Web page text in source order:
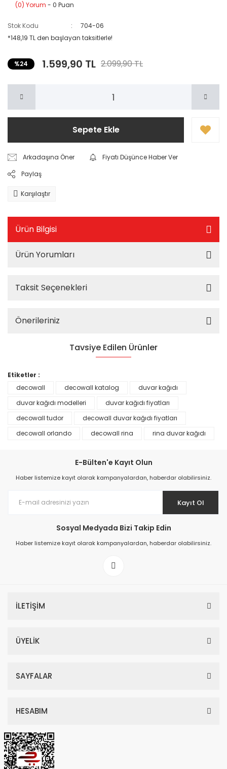
(0) Yorum - 0 Puan
Stok Kodu
704-06
*148,19 TL den başlayan taksitlerle!
%24 1.599,90 TL 2.099,90 TL
Sepete Ekle
Arkadaşına Öner
Fiyatı Düşünce Haber Ver
Paylaş
Karşılaştır
Ürün Bilgisi
Ürün Yorumları
Taksit Seçenekleri
Önerileriniz
Tavsiye Edilen Ürünler
Prime ArtDECO Duvar Kağıdı Tutkalı 500 gr
199,00 TL
Etiketler :
decowall
decowall katalog
duvar kağıdı
duvar kağıdı modelleri
duvar kağıdı fiyatları
decowall tudor
decowall duvar kağıdı fiyatları
decowall orlando
decowall rina rina duvar kağıdı
E-Bülten'e Kayıt Olun
Haber listemize kayıt olarak kampanyalardan, haberdar olabilirsiniz.
Kayıt Ol
Sosyal Medyada Bizi Takip Edin
Haber listemize kayıt olarak kampanyalardan, haberdar olabilirsiniz.
İLETİŞİM
ÜYELİK
SAYFALAR
HESABIM